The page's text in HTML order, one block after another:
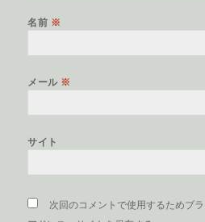
名前 ※
メール ※
サイト
次回のコメントで使用するためブ